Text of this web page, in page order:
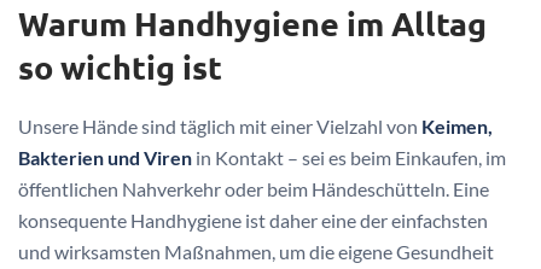
Warum Handhygiene im Alltag
so wichtig ist
Unsere Hände sind täglich mit einer Vielzahl von Keimen,
Bakterien und Viren in Kontakt – sei es beim Einkaufen, im
öffentlichen Nahverkehr oder beim Händeschütteln. Eine
konsequente Handhygiene ist daher eine der einfachsten
und wirksamsten Maßnahmen, um die eigene Gesundheit